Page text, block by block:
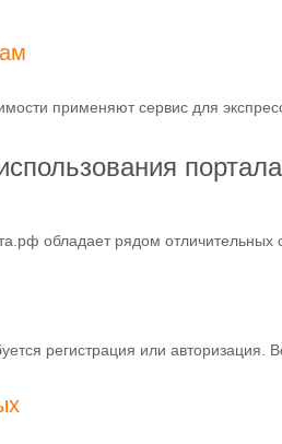
применяют сервис для
портала
обладает рядом отличительных
регистрация или авторизация.